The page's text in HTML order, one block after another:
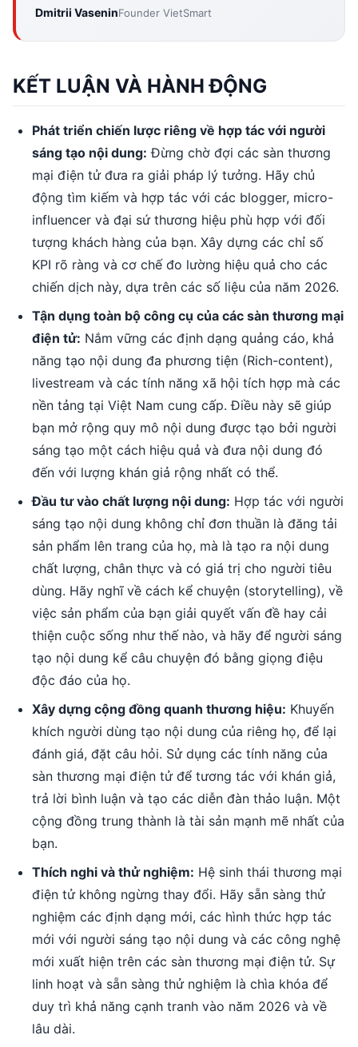
Dmitrii VaseninFounder VietSmart
KẾT LUẬN VÀ HÀNH ĐỘNG
Phát triển chiến lược riêng về hợp tác với người
sáng tạo nội dung: Đừng chờ đợi các sàn thương
mại điện tử đưa ra giải pháp lý tưởng. Hãy chủ
động tìm kiếm và hợp tác với các blogger, micro-
influencer và đại sứ thương hiệu phù hợp với đối
tượng khách hàng của bạn. Xây dựng các chỉ số
KPI rõ ràng và cơ chế đo lường hiệu quả cho các
chiến dịch này, dựa trên các số liệu của năm 2026.
Tận dụng toàn bộ công cụ của các sàn thương mại
điện tử: Nắm vững các định dạng quảng cáo, khả
năng tạo nội dung đa phương tiện (Rich-content),
livestream và các tính năng xã hội tích hợp mà các
nền tảng tại Việt Nam cung cấp. Điều này sẽ giúp
bạn mở rộng quy mô nội dung được tạo bởi người
sáng tạo một cách hiệu quả và đưa nội dung đó
đến với lượng khán giả rộng nhất có thể.
Đầu tư vào chất lượng nội dung: Hợp tác với người
sáng tạo nội dung không chỉ đơn thuần là đăng tải
sản phẩm lên trang của họ, mà là tạo ra nội dung
chất lượng, chân thực và có giá trị cho người tiêu
dùng. Hãy nghĩ về cách kể chuyện (storytelling), về
việc sản phẩm của bạn giải quyết vấn đề hay cải
thiện cuộc sống như thế nào, và hãy để người sáng
tạo nội dung kể câu chuyện đó bằng giọng điệu
độc đáo của họ.
Xây dựng cộng đồng quanh thương hiệu: Khuyến
khích người dùng tạo nội dung của riêng họ, để lại
đánh giá, đặt câu hỏi. Sử dụng các tính năng của
sàn thương mại điện tử để tương tác với khán giả,
trả lời bình luận và tạo các diễn đàn thảo luận. Một
cộng đồng trung thành là tài sản mạnh mẽ nhất của
bạn.
Thích nghi và thử nghiệm: Hệ sinh thái thương mại
điện tử không ngừng thay đổi. Hãy sẵn sàng thử
nghiệm các định dạng mới, các hình thức hợp tác
mới với người sáng tạo nội dung và các công nghệ
mới xuất hiện trên các sàn thương mại điện tử. Sự
linh hoạt và sẵn sàng thử nghiệm là chìa khóa để
duy trì khả năng cạnh tranh vào năm 2026 và về
lâu dài.